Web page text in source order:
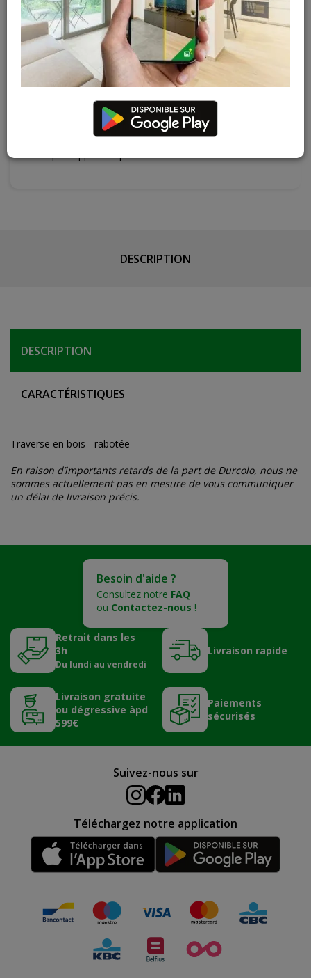
Court-St-Etienne Hors stock
Cuesmes Hors stock
Contactez Diffusion Menuiserie pour obtenir le temps de
réapprovisionnement pour ce produit
Les teintes, nuances et veinages des photos peuvent
DESCRIPTION
DESCRIPTION
CARACTÉRISTIQUES
Traverse en bois - rabotée
En raison d’importants retards de la part de Durcolo, nous ne
sommes actuellement pas en mesure de vous communiquer
un délai de livraison précis.
Besoin d'aide ?
Consultez notre FAQ
ou Contactez-nous !
Retrait dans les
3h
Du lundi au vendredi
Livraison rapide
Livraison gratuite
ou dégressive àpd
599€
Paiements
sécurisés
Suivez-nous sur
Téléchargez notre application